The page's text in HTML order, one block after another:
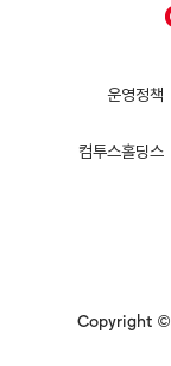
운영정책
컴투스홀딩스
Copyright ©